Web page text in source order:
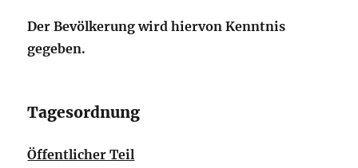
Der Bevölkerung wird hiervon Kenntnis
gegeben.
Tagesordnung
Öffentlicher Teil